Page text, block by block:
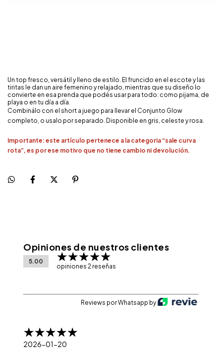
Un top fresco, versátil y lleno de estilo. El fruncido en el escote y las
tiritas le dan un aire femenino y relajado, mientras que su diseño lo
convierte en esa prenda que podés usar para todo: como pijama, de
playa o en tu día a día.
Combinálo con el short a juego para llevar el Conjunto Glow
completo, o usalo por separado. Disponible en gris, celeste y rosa.
Importante: este artículo pertenece a la categoria “sale curva
rota”, es por ese motivo que no tiene cambio ni devolución.
Opiniones de nuestros clientes
5.00
opiniones 2 reseñas
Reviews por Whatsapp by
2026-01-20